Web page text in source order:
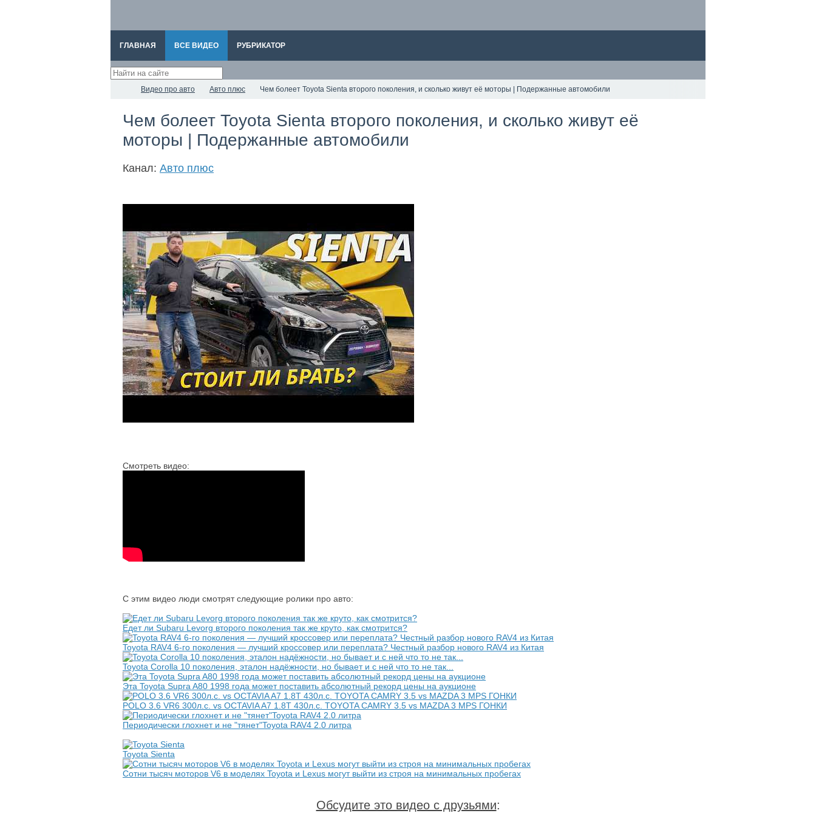
ГЛАВНАЯ ВСЕ ВИДЕО РУБРИКАТОР
Видео про авто Авто плюс Чем болеет Toyota Sienta второго поколения, и сколько живут её моторы | Подержанные автомобили
Чем болеет Toyota Sienta второго поколения, и сколько живут её
моторы | Подержанные автомобили
Канал: Авто плюс
Смотреть видео:
С этим видео люди смотрят следующие ролики про авто:
Едет ли Subaru Levorg второго поколения так же круто, как смотрится?
Toyota RAV4 6-го поколения — лучший кроссовер или переплата? Честный разбор нового RAV4 из Китая
Toyota Corolla 10 поколения, эталон надёжности, но бывает и с ней что то не так...
Эта Toyota Supra A80 1998 года может поставить абсолютный рекорд цены на аукционе
POLO 3.6 VR6 300л.с. vs OCTAVIA A7 1.8T 430л.с. TOYOTA CAMRY 3.5 vs MAZDA 3 MPS ГОНКИ
Периодически глохнет и не "тянет"Toyota RAV4 2.0 литра
Toyota Sienta
Сотни тысяч моторов V6 в моделях Toyota и Lexus могут выйти из строя на минимальных пробегах
Обсудите это видео с друзьями: